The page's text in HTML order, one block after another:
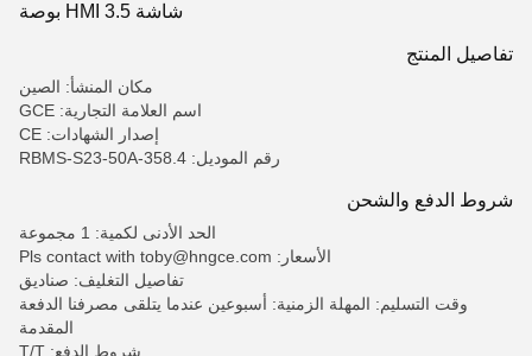
شاشة HMI 3.5 بوصة
تفاصيل المنتج
مكان المنشأ: الصين
اسم العلامة التجارية: GCE
إصدار الشهادات: CE
رقم الموديل: RBMS-S23-50A-358.4
شروط الدفع والشحن
الحد الأدنى لكمية: 1 مجموعة
الأسعار: Pls contact with toby@hngce.com
تفاصيل التغليف: صناديق
وقت التسليم: المهلة الزمنية: أسبوعين عندما يتلقى مصرفنا الدفعة
المقدمة
شروط الدفع: T/T